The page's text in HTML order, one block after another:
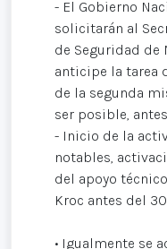
- El Gobierno
solicitarán al
de Seguridad de
anticipe la tarea
de la segunda
ser posible,
- Inicio de la
notables,
del apoyo
Kroc antes del
• Igualmente se